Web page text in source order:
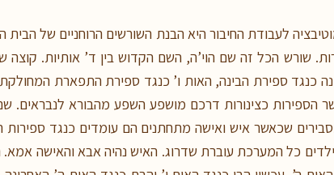
לעבודת החיבור היא הבנת השורשים הרוחניים של
שורש הכל זה שם הוי’ה, השם הקדוש בין ד’ אותיות. קוצה
כנגד ספירת הבינה, האות ו’ כנגד ספירת התפארת
הספירות כצינורות דרכם מושפע השפע מהבורא לנבראים.
שכאשר איש ואישה מתחתנים הם עומדים כנגד ספירות
כל המערכת עוברת שדרוג. האיש נהיה אבא והאישה